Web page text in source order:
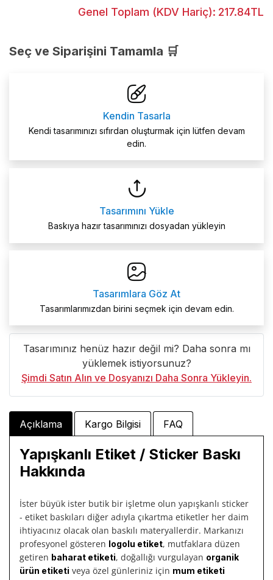
Genel Toplam (KDV Hariç): 217.84TL
Seç ve Siparişini Tamamla 🛒
Kendin Tasarla
Kendi tasarımınızı sıfırdan oluşturmak için lütfen devam
edin.
Tasarımını Yükle
Baskıya hazır tasarımınızı dosyadan yükleyin
Tasarımlara Göz At
Tasarımlarımızdan birini seçmek için devam edin.
Tasarımınız henüz hazır değil mi? Daha sonra mı
yüklemek istiyorsunuz?
Şimdi Satın Alın ve Dosyanızı Daha Sonra Yükleyin.
Açıklama Kargo Bilgisi FAQ
Yapışkanlı Etiket / Sticker Baskı
Hakkında
İster büyük ister butik bir işletme olun yapışkanlı sticker
- etiket baskıları diğer adıyla çıkartma etiketler her daim
ihtiyacınız olacak olan baskılı materyallerdir. Markanızı
profesyonel gösteren logolu etiket, mutfaklara düzen
getiren baharat etiketi, doğallığı vurgulayan organik
ürün etiketi veya özel günleriniz için mum etiketi